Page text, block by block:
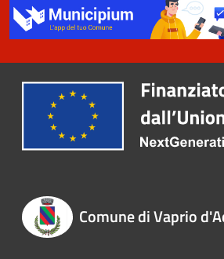
Comune di Vaprio